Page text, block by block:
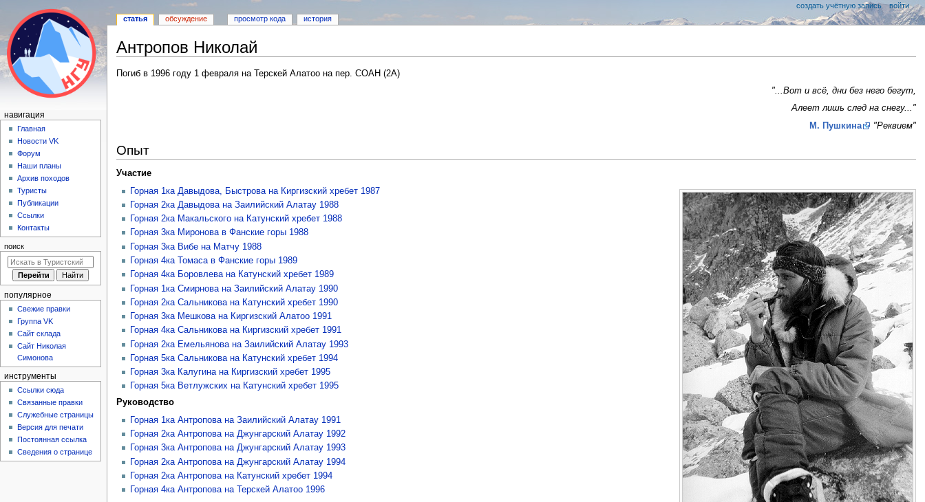
Антропов Николай
Перейти
Перейти
Погиб в 1996 году 1 февраля на Терскей Алатоо на пер. СОАН (2А)
"...Вот и всё, дни без него бегут,
Алеет лишь след на снегу..."
М. Пушкина
"Реквием"
Опыт
Участие
Горная 1ка Давыдова, Быстрова на Киргизский хребет 1987
Горная 2ка Давыдова на Заилийский Алатау 1988
Горная 2ка Макальского на Катунский хребет 1988
Горная 3ка Миронова в Фанские горы 1988
Горная 3ка Вибе на Матчу 1988
Горная 4ка Томаса в Фанские горы 1989
Горная 4ка Боровлева на Катунский хребет 1989
Горная 1ка Смирнова на Заилийский Алатау 1990
Горная 2ка Сальникова на Катунский хребет 1990
Горная 3ка Мешкова на Киргизский Алатоо 1991
Горная 4ка Сальникова на Киргизский хребет 1991
Горная 2ка Емельянова на Заилийский Алатау 1993
Горная 5ка Сальникова на Катунский хребет 1994
Горная 3ка Калугина на Киргизский хребет 1995
Горная 5ка Ветлужских на Катунский хребет 1995
Руководство
Горная 1ка Антропова на Заилийский Алатау 1991
Горная 2ка Антропова на Джунгарский Алатау 1992
Горная 3ка Антропова на Джунгарский Алатау 1993
Горная 2ка Антропова на Джунгарский Алатау 1994
Горная 2ка Антропова на Катунский хребет 1994
Горная 4ка Антропова на Терскей Алатоо 1996
Н
я
статья обсуждение просмотр кода история
создать учётную запись войти
навигация
Главная
Новости VK
Форум
Наши планы
Архив походов
Туристы
Публикации
Ссылки
Контакты
поиск
популярное
Свежие правки
Группа VK
Сайт склада
Сайт Николая
Симонова
инструменты
Ссылки сюда
Связанные правки
Служебные страницы
Версия для печати
Постоянная ссылка
Сведения о странице